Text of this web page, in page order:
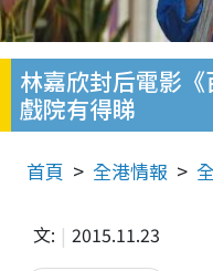
林嘉欣封后電影
戲院有得睇
首頁 全港情報
文: 2015.11.23